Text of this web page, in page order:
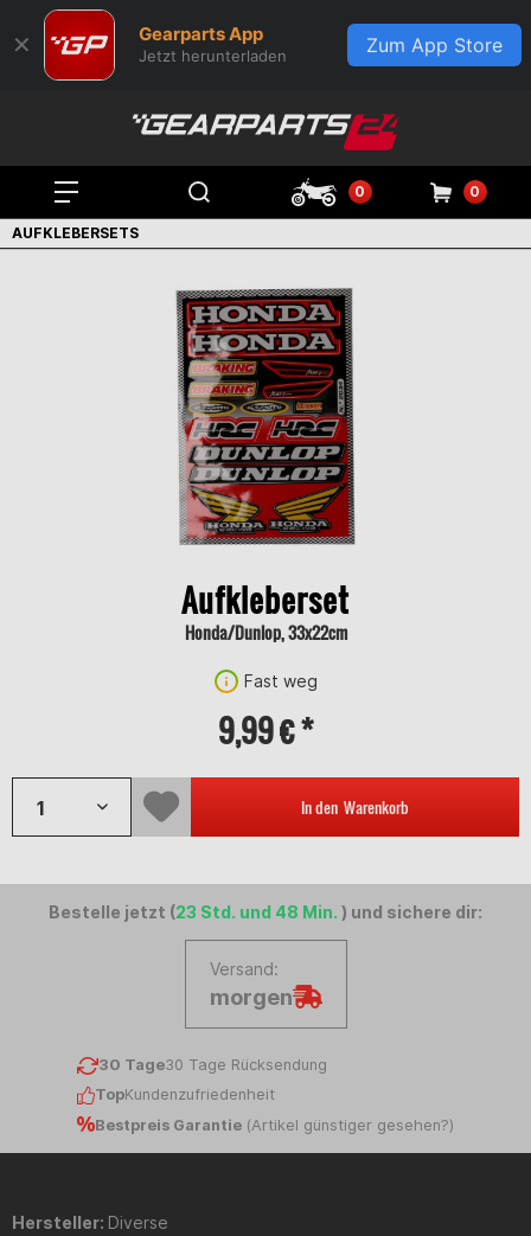
✕ Gearparts App
Jetzt herunterladen Zum App Store
0 0
AUFKLEBERSETS
Aufkleberset
Honda/Dunlop, 33x22cm
Fast weg
9,99 € *
In den Warenkorb
Bestelle jetzt (23 Std. und 48 Min. ) und sichere dir:
Versand:
morgen
30 Tage30 Tage Rücksendung
TopKundenzufriedenheit
Bestpreis Garantie (Artikel günstiger gesehen?)
Hersteller: Diverse